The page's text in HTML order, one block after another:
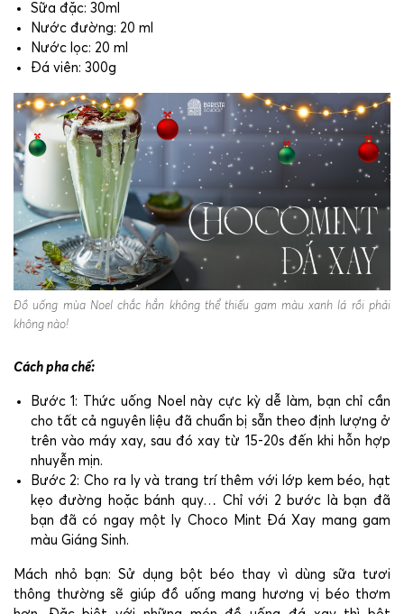
Sữa đặc: 30ml
Nước đường: 20 ml
Nước lọc: 20 ml
Đá viên: 300g
Đồ uống mùa Noel chắc hẳn không thể thiếu gam màu xanh lá rồi phải
không nào!
Cách pha chế:
Bước 1: Thức uống Noel này cực kỳ dễ làm, bạn chỉ cần
cho tất cả nguyên liệu đã chuẩn bị sẵn theo định lượng ở
trên vào máy xay, sau đó xay từ 15-20s đến khi hỗn hợp
nhuyễn mịn.
Bước 2: Cho ra ly và trang trí thêm với lớp kem béo, hạt
kẹo đường hoặc bánh quy… Chỉ với 2 bước là bạn đã
bạn đã có ngay một ly Choco Mint Đá Xay mang gam
màu Giáng Sinh.
Mách nhỏ bạn: Sử dụng bột béo thay vì dùng sữa tươi
thông thường sẽ giúp đồ uống mang hương vị béo thơm